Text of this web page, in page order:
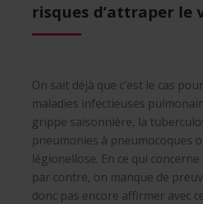
risques d’attraper le
On sait déjà que c’est le cas
maladies infectieuses
grippe saisonnière, la
pneumonies à pneumocoques
légionellose. En ce qui
par contre, on manque de
donc pas encore affirmer avec